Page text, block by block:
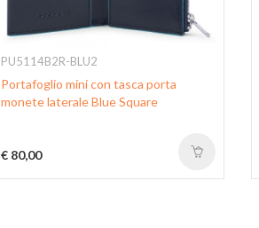
PU5114B2R-BLU2
Portafoglio mini con tasca porta
monete laterale Blue Square
€ 80,00